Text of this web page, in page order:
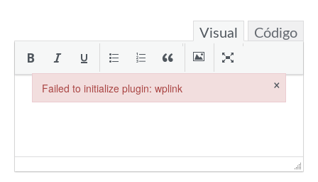
Visual Código
Failed to initialize plugin: wplink ×
Failed to initialize plugin: wplink